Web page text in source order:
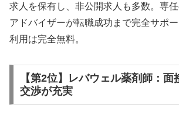
求人を保有し、非公開求人も多数。専
アドバイザーが転職成功まで完全サポ
利用は完全無料。
【第2位】レバウェル薬剤師：面
交渉が充実